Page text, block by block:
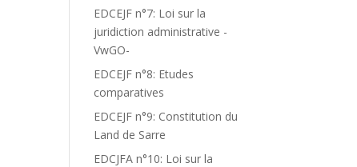
EDCEJF n°7: Loi sur la
juridiction administrative -
VwGO-
EDCEJF n°8: Etudes
comparatives
EDCEJF n°9: Constitution du
Land de Sarre
EDCJFA n°10: Loi sur la